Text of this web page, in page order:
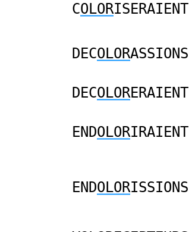
COLORISERAIENT
DECOLORASSIONS
DECOLORERAIENT
ENDOLORIRAIENT
ENDOLORISSIONS